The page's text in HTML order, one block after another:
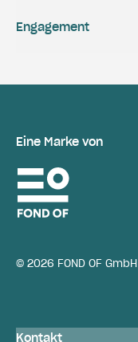
Engagement
Eine Marke von
© 2026 FOND OF GmbH
Kontakt